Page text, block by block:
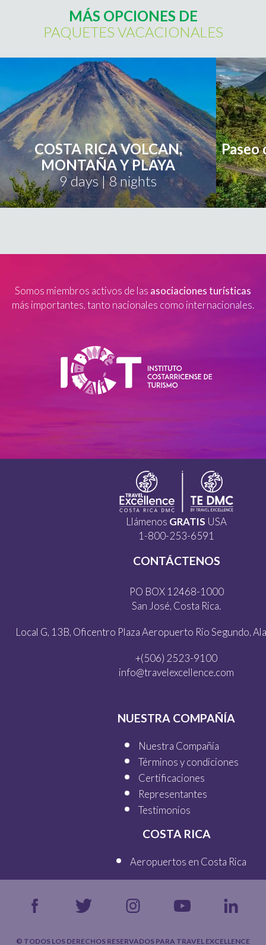
MÁS OPCIONES DE
PAQUETES VACACIONALES
COSTA RICA VOLCAN,
MONTAÑA Y PLAYA
9 days | 8 nights
Paseo
Somos miembros activos de las asociaciones turísticas
más importantes, tanto nacionales como internacionales.
Llámenos GRATIS USA
1-800-253-6591
CONTÁCTENOS
PO BOX 12468-1000
San José, Costa Rica.
Local G, 13B, Oficentro Plaza Aeropuerto Rio Segundo,
+(506) 2523-9100
info@travelexcellence.com
NUESTRA COMPAÑÍA
Nuestra Compañía
Términos y condiciones
Certificaciones
Representantes
Testimonios
COSTA RICA
Aeropuertos en Costa Rica
© TODOS LOS DERECHOS RESERVADOS PARA TRAVEL EXCELLENCE